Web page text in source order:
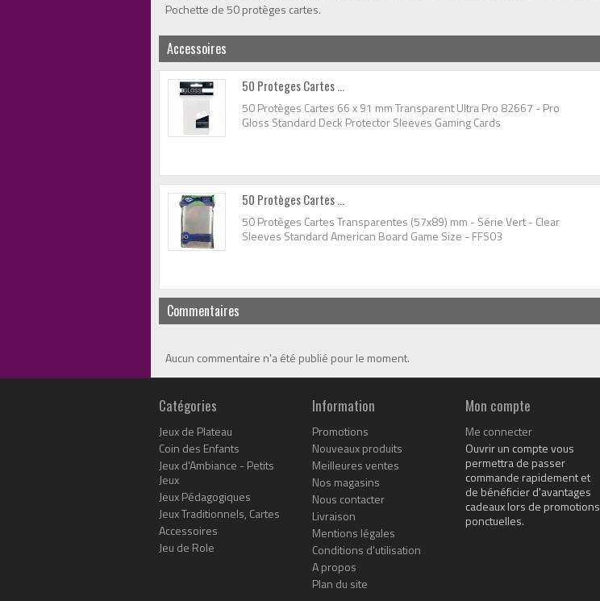
Pochette de 50 protèges cartes.
Accessoires
50 Proteges Cartes ...
50 Protèges Cartes 66 x 91 mm Transparent Ultra Pro 82667 - Pro
Gloss Standard Deck Protector Sleeves Gaming Cards
50 Protèges Cartes ...
50 Protèges Cartes Transparentes (57x89) mm - Série Vert - Clear
Sleeves Standard American Board Game Size - FFS03
Commentaires
Aucun commentaire n'a été publié pour le moment.
Catégories
Jeux de Plateau
Coin des Enfants
Jeux d'Ambiance - Petits
Jeux
Jeux Pédagogiques
Jeux Traditionnels, Cartes
Accessoires
Jeu de Role
Information
Promotions
Nouveaux produits
Meilleures ventes
Nos magasins
Nous contacter
Livraison
Mentions légales
Conditions d'utilisation
A propos
Plan du site
Mon compte
Me connecter
Ouvrir un compte vous
permettra de passer
commande rapidement et
de bénéficier d'avantages
cadeaux lors de promotions
ponctuelles.